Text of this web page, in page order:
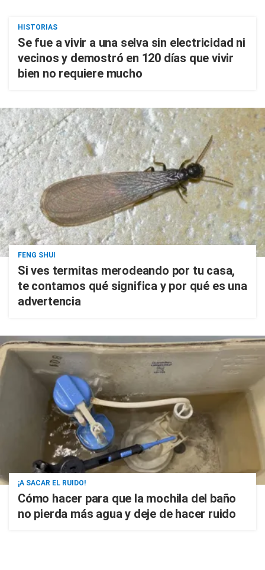
HISTORIAS
Se fue a vivir a una selva sin electricidad ni
vecinos y demostró en 120 días que vivir
bien no requiere mucho
FENG SHUI
Si ves termitas merodeando por tu casa,
te contamos qué significa y por qué es una
advertencia
¡A SACAR EL RUIDO!
Cómo hacer para que la mochila del baño
no pierda más agua y deje de hacer ruido